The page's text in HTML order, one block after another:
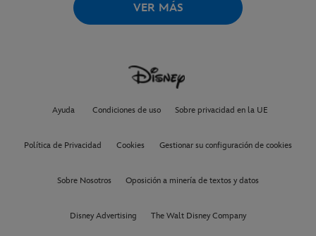
VER MÁS
Ayuda Condiciones de uso Sobre privacidad en la UE
Política de Privacidad Cookies Gestionar su configuración de cookies
Sobre Nosotros Oposición a minería de textos y datos
Disney Advertising The Walt Disney Company